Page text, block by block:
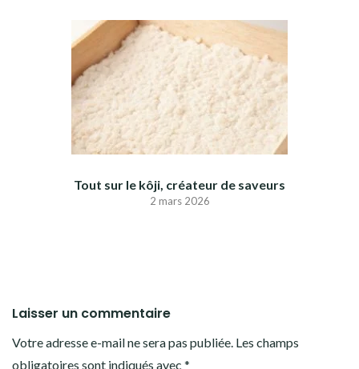
Tout sur le kôji, créateur de saveurs
2 mars 2026
Laisser un commentaire
Votre adresse e-mail ne sera pas publiée. Les champs
obligatoires sont indiqués avec *